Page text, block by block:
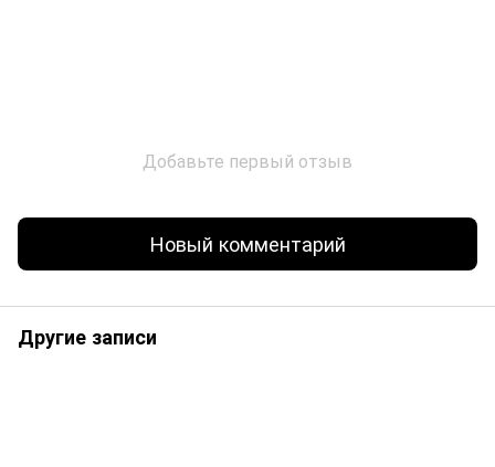
Добавьте первый отзыв
Новый комментарий
Другие записи